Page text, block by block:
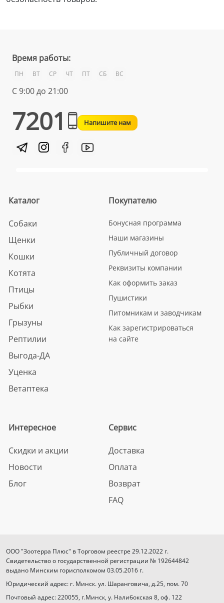
Время работы:
ПН ВТ СР ЧТ ПТ СБ ВС
С 9:00 до 21:00
7201 Напишите нам
Каталог
Собаки
Щенки
Кошки
Котята
Птицы
Рыбки
Грызуны
Рептилии
Выгода-ДА
Уценка
Ветаптека
Покупателю
Бонусная программа
Наши магазины
Публичный договор
Реквизиты компании
Как оформить заказ
Пушистики
Питомникам и заводчикам
Как зарегистрироваться
на сайте
Интересное
Скидки и акции
Новости
Блог
Сервис
Доставка
Оплата
Возврат
FAQ
ООО "Зоотерра Плюс" в Торговом реестре 29.12.2022 г.
Свидетельство о государственной регистрации № 192644842
выдано Минским горисполкомом 03.05.2016 г.
Юридический адрес: г. Минск. ул. Шаранговича, д.25, пом. 70
Почтовый адрес: 220055, г.Минск, у. Налибокская 8, оф. 122